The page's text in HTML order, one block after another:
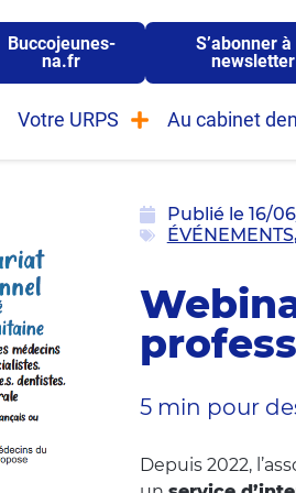
Buccojeunes-
na.fr
S’abonner à
newsletter
Votre URPS Au cabinet
Publié le 16/
ÉVÉNEMENTS,
5 min pour
Depuis 2022,